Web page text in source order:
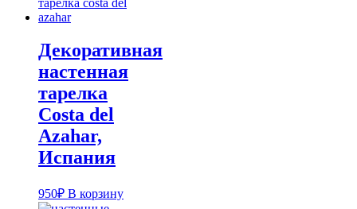
Декоративная
настенная
тарелка
Costa del
Azahar,
Испания
950₽ В корзину